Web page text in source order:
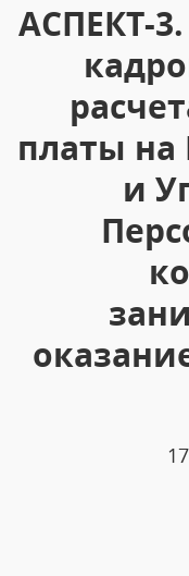
АСПЕКТ-
платы на
и